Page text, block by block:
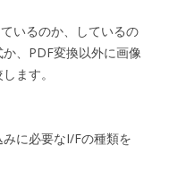
いるのか、しているの
、PDF変換以外に画像
ます。
に必要なI/Fの種類を